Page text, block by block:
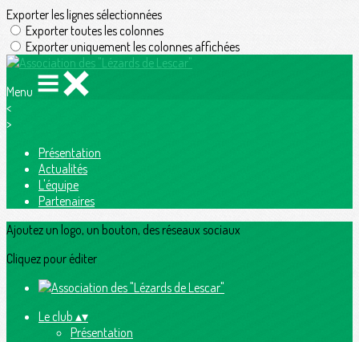
Exporter les lignes sélectionnées
Exporter toutes les colonnes
Exporter uniquement les colonnes affichées
Menu
<
>
Présentation
Actualités
L'équipe
Partenaires
Ajoutez un logo, un bouton, des réseaux sociaux
Cliquez pour éditer
Le club ▴▾
Présentation